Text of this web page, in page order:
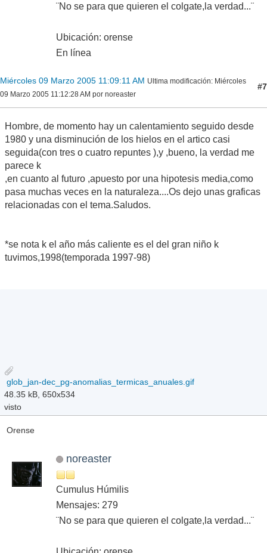
¨No se para que quieren el colgate,la verdad...¨
Ubicación: orense
En línea
Miércoles 09 Marzo 2005 11:09:11 AM Ultima modificación: Miércoles
09 Marzo 2005 11:12:28 AM por noreaster
#7
Hombre, de momento hay un calentamiento seguido desde
1980 y una disminución de los hielos en el artico casi
seguida(con tres o cuatro repuntes ),y ,bueno, la verdad me
parece k
,en cuanto al futuro ,apuesto por una hipotesis media,como
pasa muchas veces en la naturaleza....Os dejo unas graficas
relacionadas con el tema.Saludos.
*se nota k el año más caliente es el del gran niño k
tuvimos,1998(temporada 1997-98)
glob_jan-dec_pg-anomalias_termicas_anuales.gif
48.35 kB, 650x534
visto
Orense
noreaster
Cumulus Húmilis
Mensajes: 279
¨No se para que quieren el colgate,la verdad...¨